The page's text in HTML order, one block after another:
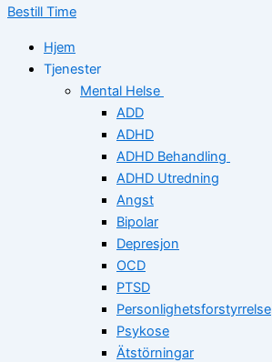
Bestill Time
Hjem
Tjenester
Mental Helse
ADD
ADHD
ADHD Behandling
ADHD Utredning
Angst
Bipolar
Depresjon
OCD
PTSD
Personlighetsforstyrrelse
Psykose
Ätstörningar